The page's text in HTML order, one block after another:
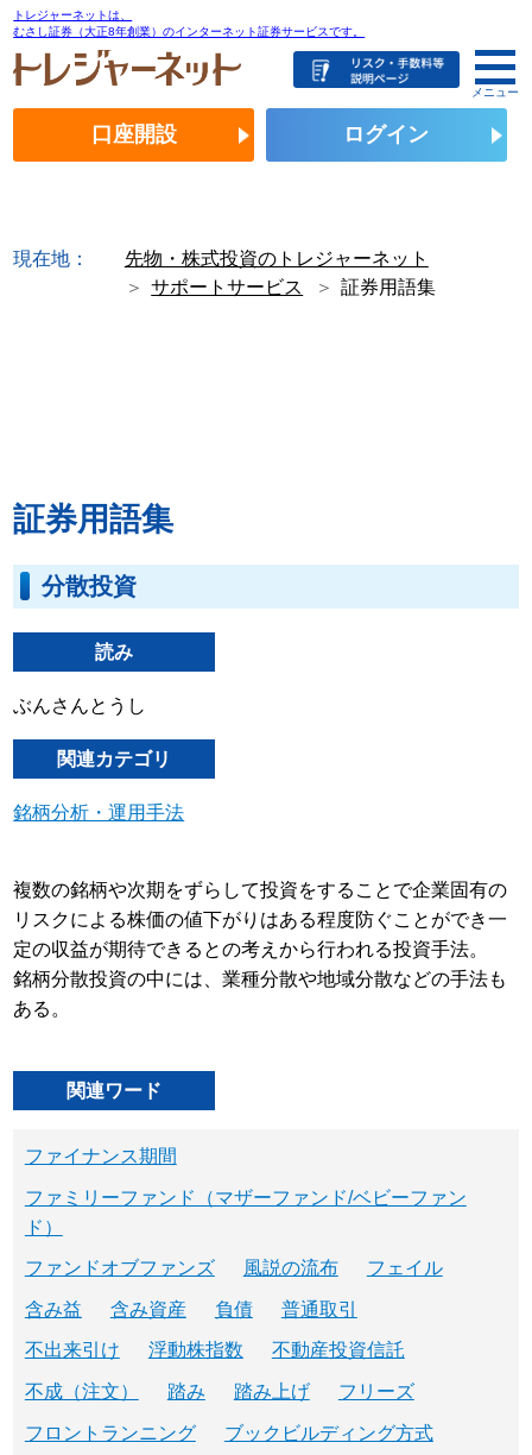
トレジャーネットは、
むさし証券（大正8年創業）のインターネット証券サービスです。
口座開設 ログイン
メニュー
現在地：
先物・株式投資のトレジャーネット
サポートサービス
証券用語集
証券用語集
分散投資
読み
ぶんさんとうし
関連カテゴリ
銘柄分析・運用手法
複数の銘柄や次期をずらして投資をすることで企業固有の
リスクによる株価の値下がりはある程度防ぐことができ一
定の収益が期待できるとの考えから行われる投資手法。
銘柄分散投資の中には、業種分散や地域分散などの手法も
ある。
関連ワード
ファイナンス期間
ファミリーファンド（マザーファンド/ベビーファン
ド）
ファンドオブファンズ 風説の流布 フェイル
含み益 含み資産 負債 普通取引
不出来引け 浮動株指数 不動産投資信託
不成（注文） 踏み 踏み上げ フリーズ
フロントランニング ブックビルディング方式